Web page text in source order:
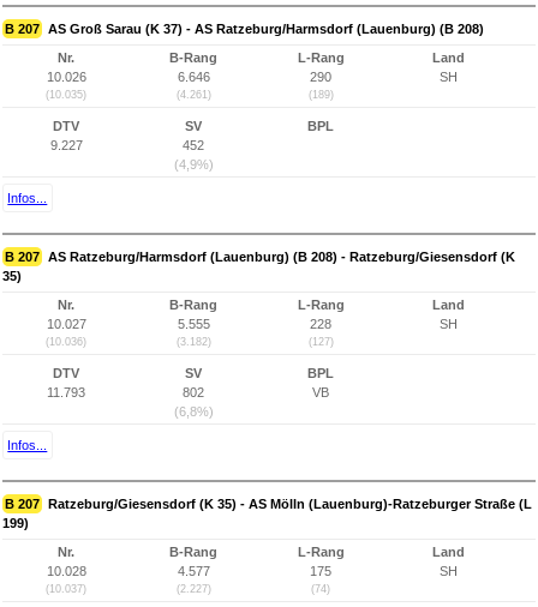
B 207 AS Groß Sarau (K 37) - AS Ratzeburg/Harmsdorf (Lauenburg) (B 208)
Nr.
10.026
(10.035)
B-Rang
6.646
(4.261)
L-Rang
290
(189)
Land
SH
DTV
9.227
SV
452
(4,9%)
BPL
Infos...
B 207 AS Ratzeburg/Harmsdorf (Lauenburg) (B 208) - Ratzeburg/Giesensdorf (K
35)
Nr.
10.027
(10.036)
B-Rang
5.555
(3.182)
L-Rang
228
(127)
Land
SH
DTV
11.793
SV
802
(6,8%)
BPL
VB
Infos...
B 207 Ratzeburg/Giesensdorf (K 35) - AS Mölln (Lauenburg)-Ratzeburger Straße (L
199)
Nr.
10.028
(10.037)
B-Rang
4.577
(2.227)
L-Rang
175
(74)
Land
SH